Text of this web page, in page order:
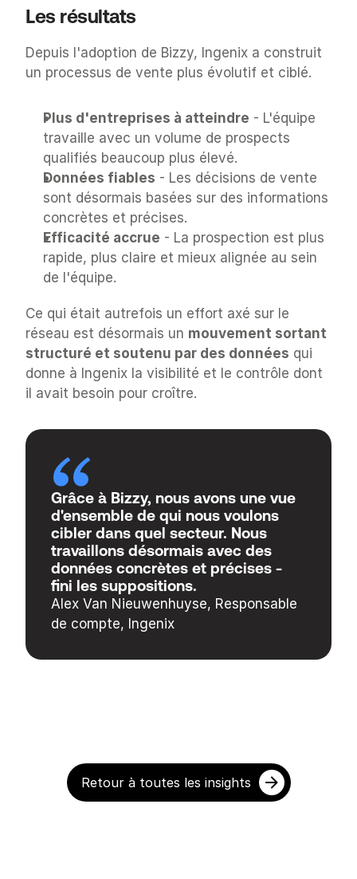
Les résultats
Depuis l'adoption de Bizzy, Ingenix a construit
un processus de vente plus évolutif et ciblé.
Plus d'entreprises à atteindre - L'équipe
travaille avec un volume de prospects
qualifiés beaucoup plus élevé.
Données fiables - Les décisions de vente
sont désormais basées sur des informations
concrètes et précises.
Efficacité accrue - La prospection est plus
rapide, plus claire et mieux alignée au sein
de l'équipe.
Ce qui était autrefois un effort axé sur le
réseau est désormais un mouvement sortant
structuré et soutenu par des données qui
donne à Ingenix la visibilité et le contrôle dont
il avait besoin pour croître.
Grâce à Bizzy, nous avons une vue
d'ensemble de qui nous voulons
cibler dans quel secteur. Nous
travaillons désormais avec des
données concrètes et précises -
fini les suppositions.
Alex Van Nieuwenhuyse, Responsable
de compte, Ingenix
Retour à toutes les insights